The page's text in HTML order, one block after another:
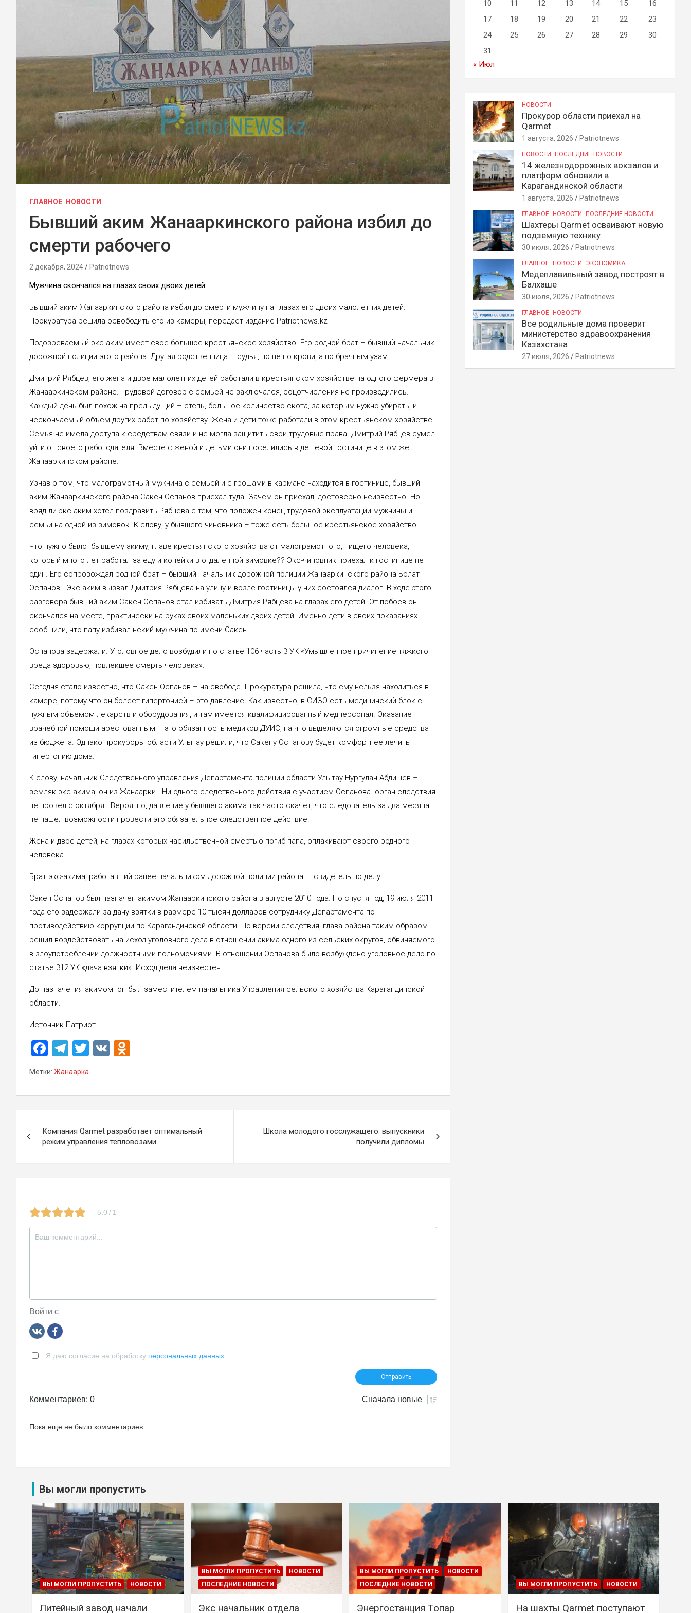
ГЛАВНОЕ НОВОСТИ
Бывший аким Жанааркинского района избил до
смерти рабочего
2 декабря, 2024 Patriotnews
Мужчина скончался на глазах своих двоих детей.
Бывший аким Жанааркинского района избил до смерти мужчину на глазах его двоих малолетних детей.
Прокуратура решила освободить его из камеры, передает издание Patriotnews.kz
Подозреваемый экс-аким имеет свое большое крестьянское хозяйство. Его родной брат – бывший начальник
дорожной полиции этого района. Другая родственница – судья, но не по крови, а по брачным узам.
Дмитрий Рябцев, его жена и двое малолетних детей работали в крестьянском хозяйстве на одного фермера в
Жанааркинском районе. Трудовой договор с семьей не заключался, соцотчисления не производились.
Каждый день был похож на предыдущий – степь, большое количество скота, за которым нужно убирать, и
нескончаемый объем других работ по хозяйству. Жена и дети тоже работали в этом крестьянском хозяйстве.
Семья не имела доступа к средствам связи и не могла защитить свои трудовые права. Дмитрий Рябцев сумел
уйти от своего работодателя. Вместе с женой и детьми они поселились в дешевой гостинице в этом же
Жанааркинском районе.
Узнав о том, что малограмотный мужчина с семьей и с грошами в кармане находится в гостинице, бывший
аким Жанааркинского района Сакен Оспанов приехал туда. Зачем он приехал, достоверно неизвестно. Но
вряд ли экс-аким хотел поздравить Рябцева с тем, что положен конец трудовой эксплуатации мужчины и
семьи на одной из зимовок. К слову, у бывшего чиновника – тоже есть большое крестьянское хозяйство.
Что нужно было бывшему акиму, главе крестьянского хозяйства от малограмотного, нищего человека,
который много лет работал за еду и копейки в отдаленной зимовке?? Экс-чиновник приехал к гостинице не
один. Его сопровождал родной брат – бывший начальник дорожной полиции Жанааркинского района Болат
Оспанов. Экс-аким вызвал Дмитрия Рябцева на улицу и возле гостиницы у них состоялся диалог. В ходе этого
разговора бывший аким Сакен Оспанов стал избивать Дмитрия Рябцева на глазах его детей. От побоев он
скончался на месте, практически на руках своих маленьких двоих детей. Именно дети в своих показаниях
сообщили, что папу избивал некий мужчина по имени Сакен.
Оспанова задержали. Уголовное дело возбудили по статье 106 часть 3 УК «Умышленное причинение тяжкого
вреда здоровью, повлекшее смерть человека».
Сегодня стало известно, что Сакен Оспанов – на свободе. Прокуратура решила, что ему нельзя находиться в
камере, потому что он болеет гипертонией – это давление. Как известно, в СИЗО есть медицинский блок с
нужным объемом лекарств и оборудования, и там имеется квалифицированный медперсонал. Оказание
врачебной помощи арестованным – это обязанность медиков ДУИС, на что выделяются огромные средства
из бюджета. Однако прокуроры области Улытау решили, что Сакену Оспанову будет комфортнее лечить
гипертонию дома.
К слову, начальник Следственного управления Департамента полиции области Улытау Нургулан Абдишев –
земляк экс-акима, он из Жанаарки. Ни одного следственного действия с участием Оспанова орган следствия
не провел с октября. Вероятно, давление у бывшего акима так часто скачет, что следователь за два месяца
не нашел возможности провести это обязательное следственное действие.
Жена и двое детей, на глазах которых насильственной смертью погиб папа, оплакивают своего родного
человека.
Брат экс-акима, работавший ранее начальником дорожной полиции района — свидетель по делу.
Сакен Оспанов был назначен акимом Жанааркинского района в августе 2010 года. Но спустя год, 19 июля 2011
года его задержали за дачу взятки в размере 10 тысяч долларов сотруднику Департамента по
противодействию коррупции по Карагандинской области. По версии следствия, глава района таким образом
решил воздействовать на исход уголовного дела в отношении акима одного из сельских округов, обвиняемого
в злоупотреблении должностными полномочиями. В отношении Оспанова было возбуждено уголовное дело по
статье 312 УК «дача взятки». Исход дела неизвестен.
До назначения акимом он был заместителем начальника Управления сельского хозяйства Карагандинской
области.
Источник Патриот
F
a
ce
b
o
k
T
e
gr
m
T
er
V
o
a
ss
ni
Метки: Жанаарка
по
записям
Компания Qarmet разработает оптимальный
режим управления тепловозами
Школа молодого госслужащего: выпускники
получили дипломы
5.0 / 1
Войти с
Я даю согласие на обработку персональных данных
Комментариев: 0 Сначала новые
Пока еще не было комментариев
10
11 12 13 14 15
16
17
18 19 20 21 22
23
24
25 26 27 28 29
30
31
« Июл
НОВОСТИ
Прокурор области приехал на
Qarmet
1 августа, 2026 Patriotnews
НОВОСТИ ПОСЛЕДНИЕ НОВОСТИ
14 железнодорожных вокзалов и
платформ обновили в
Карагандинской области
1 августа, 2026 Patriotnews
ГЛАВНОЕ НОВОСТИ ПОСЛЕДНИЕ НОВОСТИ
Шахтеры Qarmet осваивают новую
подземную технику
30 июля, 2026 Patriotnews
ГЛАВНОЕ НОВОСТИ ЭКОНОМИКА
Медеплавильный завод построят в
Балхаше
30 июля, 2026 Patriotnews
ГЛАВНОЕ НОВОСТИ
Все родильные дома проверит
министерство здравоохранения
Казахстана
27 июля, 2026 Patriotnews
Вы могли пропустить
ВЫ МОГЛИ ПРОПУСТИТЬ НОВОСТИ
Литейный завод начали
ВЫ МОГЛИ ПРОПУСТИТЬ
НОВОСТИ
ПОСЛЕДНИЕ НОВОСТИ
Экс начальник отдела
ВЫ МОГЛИ ПРОПУСТИТЬ
НОВОСТИ
ПОСЛЕДНИЕ НОВОСТИ
Энергостанция Топар
ВЫ МОГЛИ ПРОПУСТИТЬ НОВОСТИ
На шахты Qarmet поступают